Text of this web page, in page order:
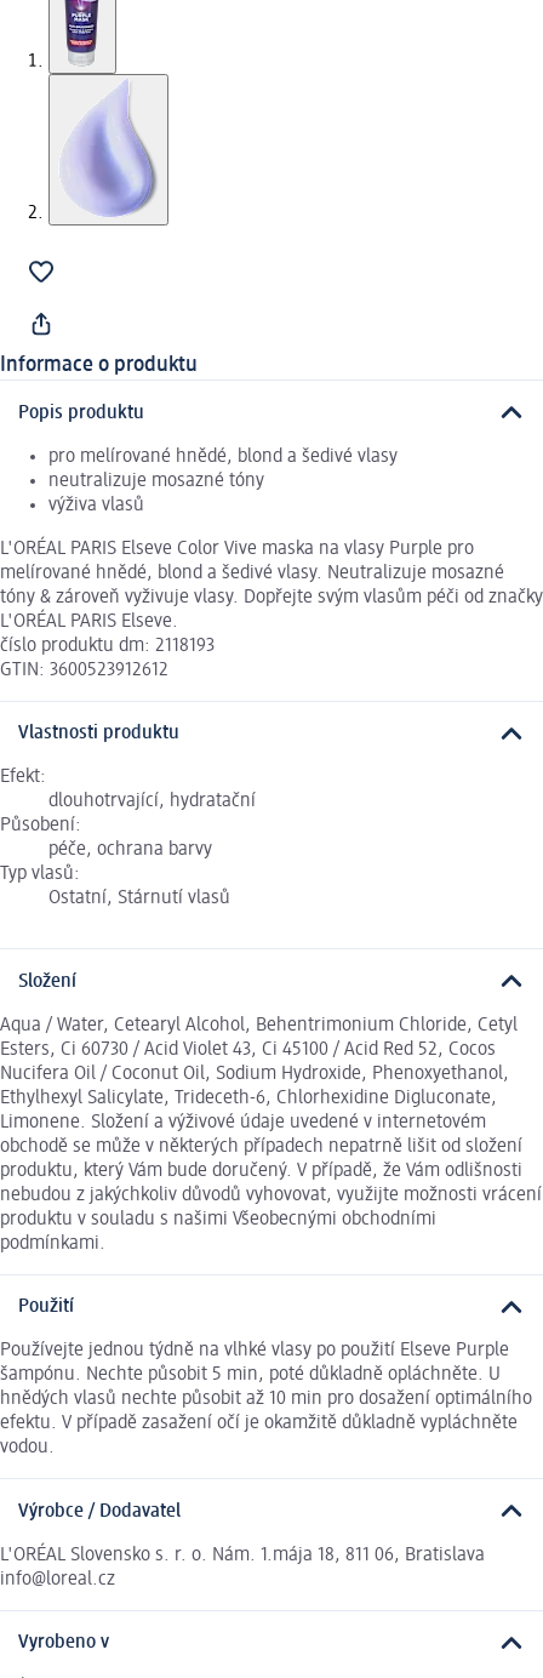
Informace o produktu
Popis produktu
pro melírované hnědé, blond a šedivé vlasy
neutralizuje mosazné tóny
výživa vlasů
L'ORÉAL PARIS Elseve Color Vive maska na vlasy Purple pro
melírované hnědé, blond a šedivé vlasy. Neutralizuje mosazné
tóny & zároveň vyživuje vlasy. Dopřejte svým vlasům péči od značky
L'ORÉAL PARIS Elseve.
číslo produktu dm: 2118193
GTIN: 3600523912612
Vlastnosti produktu
Efekt:
dlouhotrvající, hydratační
Působení:
péče, ochrana barvy
Typ vlasů:
Ostatní, Stárnutí vlasů
Složení
Aqua / Water, Cetearyl Alcohol, Behentrimonium Chloride, Cetyl
Esters, Ci 60730 / Acid Violet 43, Ci 45100 / Acid Red 52, Cocos
Nucifera Oil / Coconut Oil, Sodium Hydroxide, Phenoxyethanol,
Ethylhexyl Salicylate, Trideceth-6, Chlorhexidine Digluconate,
Limonene. Složení a výživové údaje uvedené v internetovém
obchodě se může v některých případech nepatrně lišit od složení
produktu, který Vám bude doručený. V případě, že Vám odlišnosti
nebudou z jakýchkoliv důvodů vyhovovat, využijte možnosti vrácení
produktu v souladu s našimi Všeobecnými obchodními
podmínkami.
Použití
Používejte jednou týdně na vlhké vlasy po použití Elseve Purple
šampónu. Nechte působit 5 min, poté důkladně opláchněte. U
hnědých vlasů nechte působit až 10 min pro dosažení optimálního
efektu. V případě zasažení očí je okamžitě důkladně vypláchněte
vodou.
Výrobce / Dodavatel
L'ORÉAL Slovensko s. r. o. Nám. 1.mája 18, 811 06, Bratislava
info@loreal.cz
Vyrobeno v